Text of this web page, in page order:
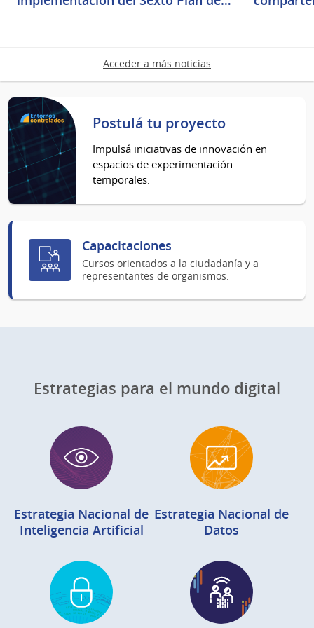
Acceder a más noticias
Postulá tu proyecto
Impulsá iniciativas de innovación en
espacios de experimentación
temporales.
Capacitaciones
Cursos orientados a la ciudadanía y a
representantes de organismos.
Estrategias para el mundo digital
Estrategia Nacional de
Inteligencia Artificial
Estrategia Nacional de
Datos